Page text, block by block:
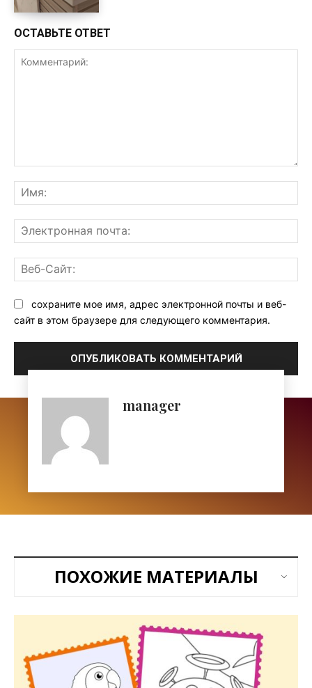
ОСТАВЬТЕ ОТВЕТ
сохраните мое имя, адрес электронной почты и веб-
сайт в этом браузере для следующего комментария.
manager
ПОХОЖИЕ МАТЕРИАЛЫ